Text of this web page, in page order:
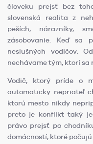
človeku prejsť bez
slovenská realita z
peších, nárazníky,
zásobovanie. Keď sa
neslušných vodičov.
nechávame tým, ktorí sa
Vodič, ktorý príde o
automaticky nepriateľ
ktorú mesto nikdy
preto je konflikt taký
právo prejsť po
domácností, ktoré počujú